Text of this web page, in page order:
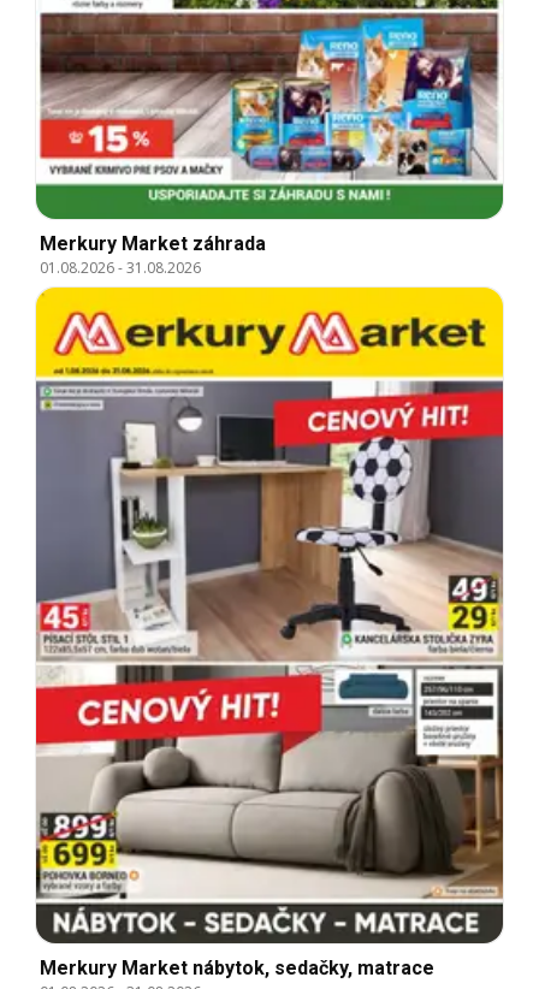
Merkury Market záhrada
01.08.2026-31.08.2026
Merkury Market nábytok, sedačky, matrace